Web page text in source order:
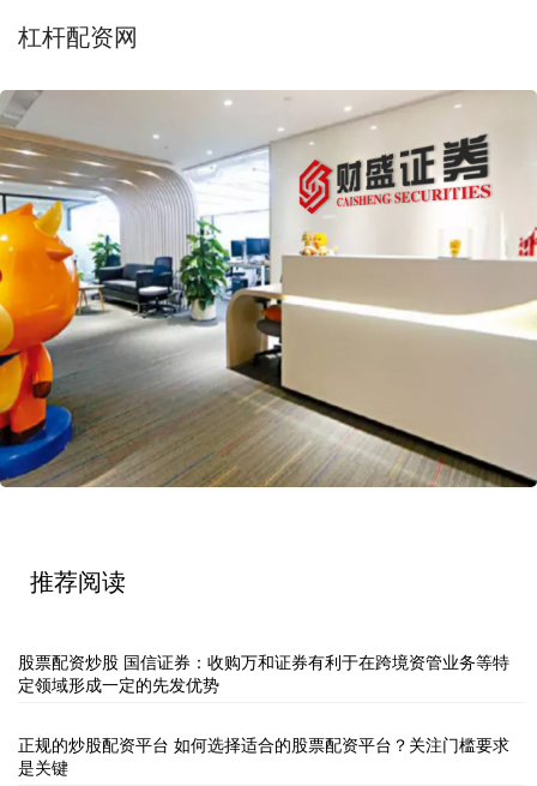
杠杆配资网
推荐阅读
股票配资炒股 国信证券：收购万和证券有利于在跨境资管业务等特
定领域形成一定的先发优势
正规的炒股配资平台 如何选择适合的股票配资平台？关注门槛要求
是关键